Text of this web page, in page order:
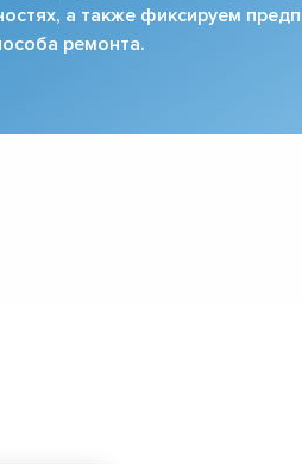
а также фиксируем
ремонта.